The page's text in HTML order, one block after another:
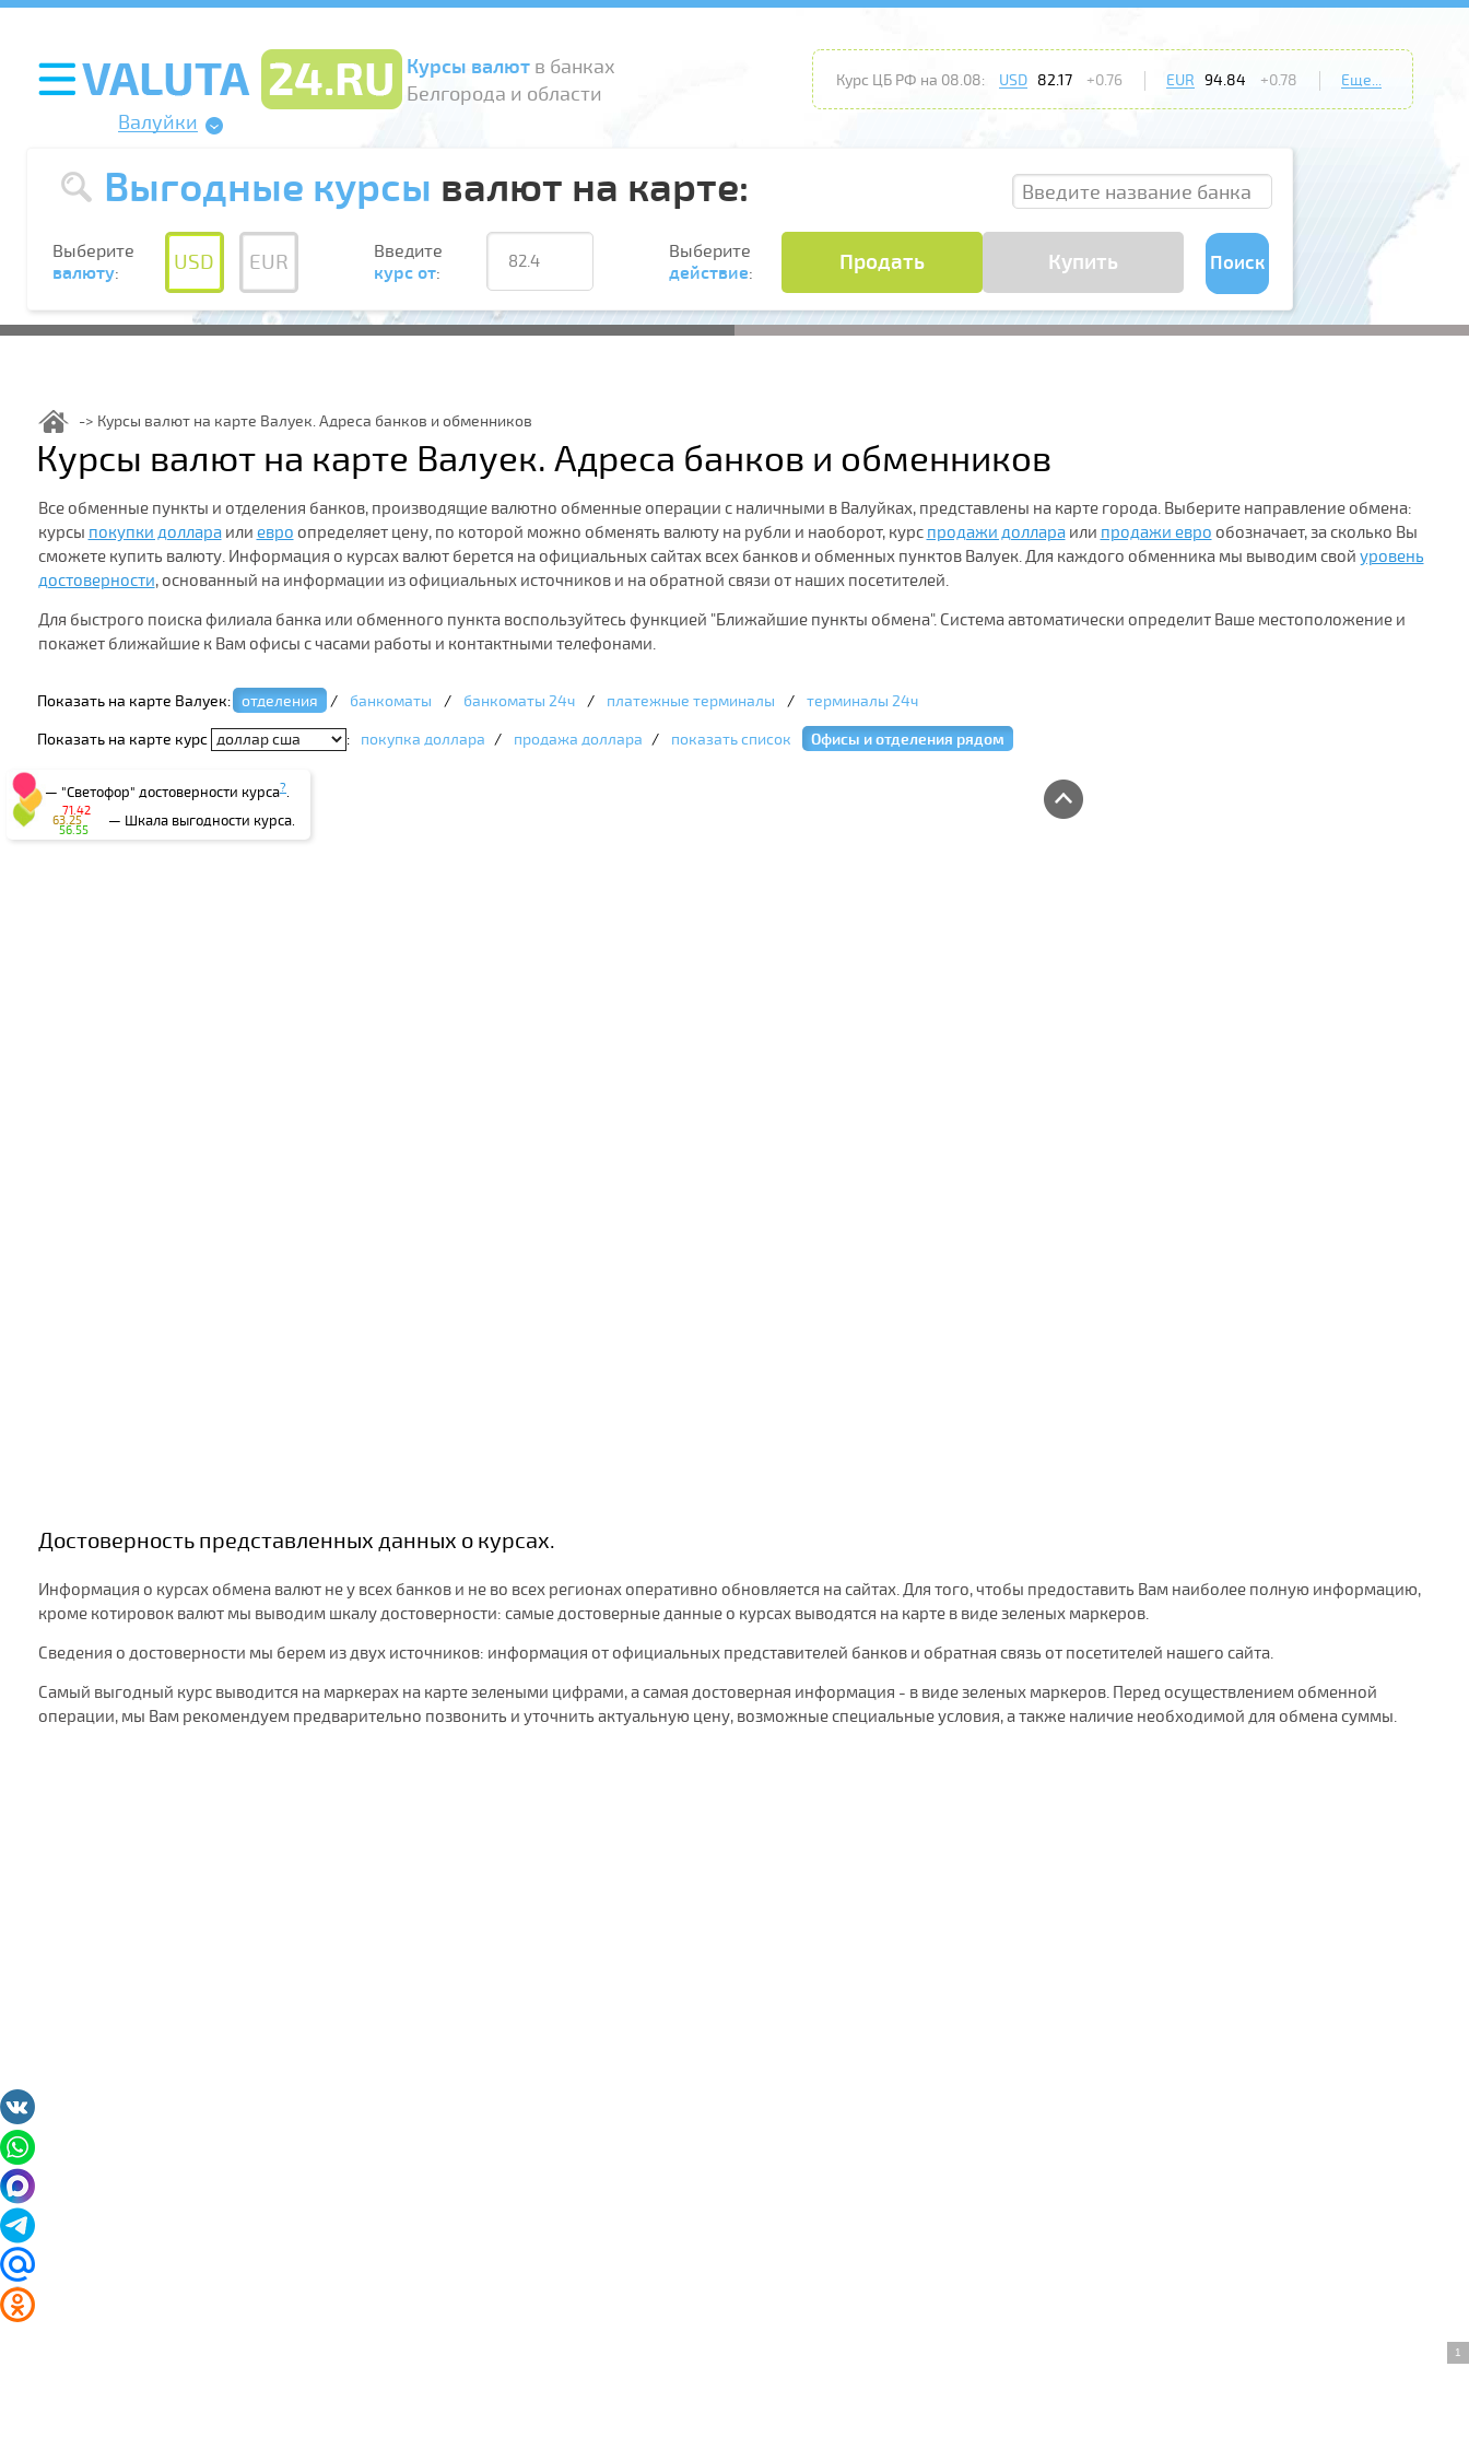
Курсы валютв банках
Белгорода и области
Валуйки
Курс ЦБ РФ на 08.08: USD 82.17 +0.76 EUR 94.84 +0.78 Еще...
Выгодные курсы валют на карте:
Выберите
валюту: USD EUR
Введите
курс от:
Выберите
действие: Продать Купить Поиск
Курсы валют на карте Валуек. Адреса банков и обменников
Курсы валют на карте Валуек. Адреса банков и обменников
Все обменные пункты и отделения банков, производящие валютно обменные операции с наличными в Валуйках, представлены на карте города. Выберите направление обмена:
курсы покупки доллараили евро определяет цену, по которой можно обменять валюту на рубли и наоборот, курс продажи доллараили продажи евро обозначает, за сколько Вы
сможете купить валюту. Информация о курсах валют берется на официальных сайтах всех банков и обменных пунктов Валуек. Для каждого обменника мы выводим свой уровень
достоверности, основанный на информации из официальных источников и на обратной связи от наших посетителей.
Для быстрого поиска филиала банка или обменного пункта воспользуйтесь функцией "Ближайшие пункты обмена". Система автоматически определит Ваше местоположение и
покажет ближайшие к Вам офисы с часами работы и контактными телефонами.
Показать на карте Валуек: отделения / банкоматы / банкоматы 24ч / платежные терминалы / терминалы 24ч
Показать на карте курс : покупка доллара / продажа доллара / показать список Офисы и отделения рядом
— "Светофор" достоверности курса?.
— Шкала выгодности курса.
56.55
63.25
71.42
Достоверность представленных данных о курсах.
Информация о курсах обмена валют не у всех банков и не во всех регионах оперативно обновляется на сайтах. Для того, чтобы предоставить Вам наиболее полную информацию,
кроме котировок валют мы выводим шкалу достоверности: самые достоверные данные о курсах выводятся на карте в виде зеленых маркеров.
Сведения о достоверности мы берем из двух источников: информация от официальных представителей банков и обратная связь от посетителей нашего сайта.
Самый выгодный курс выводится на маркерах на карте зелеными цифрами, а самая достоверная информация - в виде зеленых маркеров. Перед осуществлением обменной
операции, мы Вам рекомендуем предварительно позвонить и уточнить актуальную цену, возможные специальные условия, а также наличие необходимой для обмена суммы.
1